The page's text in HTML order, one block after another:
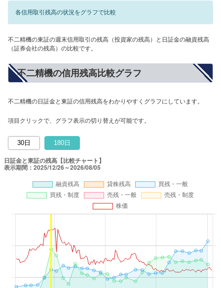
各信用取引残高の状況をグラフで比較
不二精機の東証の週末信用取引の残高（投資家の残高）と日証金の融資残高
（証券会社の残高）の比較です。
不二精機の信用残高比較グラフ
不二精機の日証金と東証の信用残高をわかりやすくグラフにしています。
項目クリックで、グラフ表示の切り替えが可能です。
30日 180日